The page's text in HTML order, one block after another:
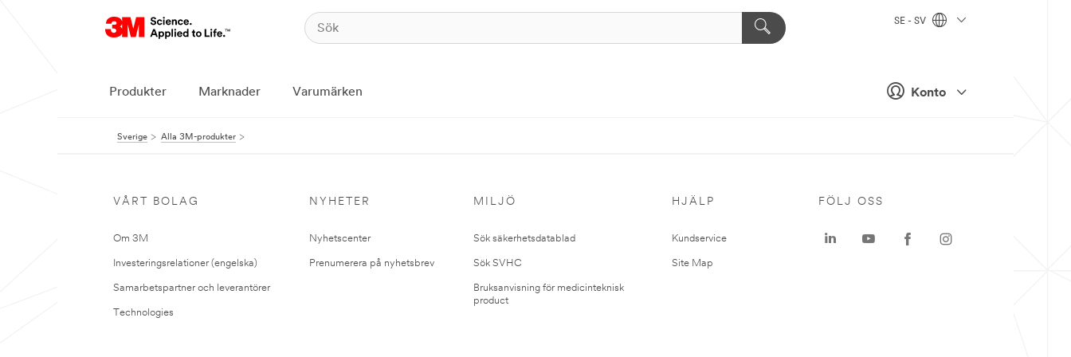
Konto
SE - SV
Produkter Marknader Varumärken
Sverige Alla 3M-produkter
VÅRT BOLAG
Om 3M
Investeringsrelationer (engelska)
Samarbetspartner och leverantörer
Technologies
NYHETER
Nyhetscenter
Prenumerera på nyhetsbrev
MILJÖ
Sök säkerhetsdatablad
Sök SVHC
Bruksanvisning för medicinteknisk
product
HJÄLP
Kundservice
Site Map
FÖLJ OSS